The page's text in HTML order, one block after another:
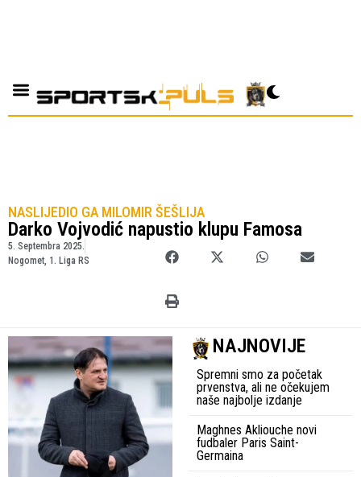
NASLIJEDIO GA MILOMIR ŠEŠLIJA
Darko Vojvodić napustio klupu Famosa
5. Septembra 2025.
Nogomet, 1. Liga RS
NAJNOVIJE
Spremni smo za početak
prvenstva, ali ne očekujem
naše najbolje izdanje
Maghnes Akliouche novi
fudbaler Paris Saint-
Germaina